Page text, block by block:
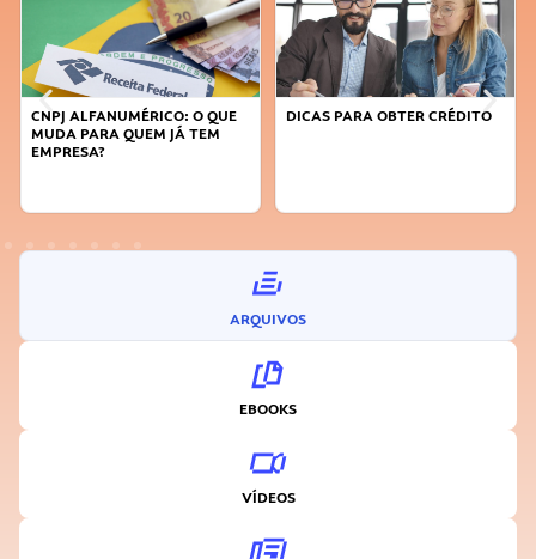
CNPJ ALFANUMÉRICO: O QUE
MUDA PARA QUEM JÁ TEM
EMPRESA?
DICAS PARA OBTER CRÉDITO
ARQUIVOS
EBOOKS
VÍDEOS